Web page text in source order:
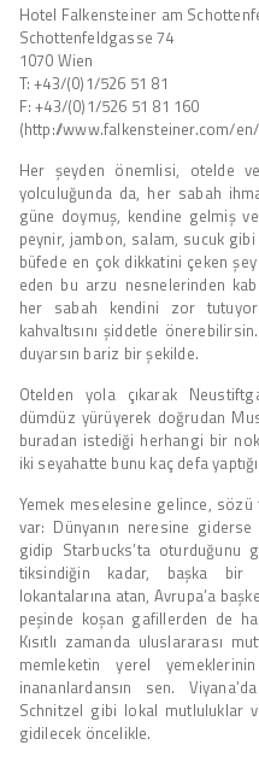
Hotel Falkensteiner am
Schottenfeldgasse 74
1070 Wien
T: +43/(0)1/526 51 81
F: +43/(0)1/526 51 81 160
(http://www.falkensteiner.com/
Her şeyden önemlisi, otelde
yolculuğunda da, her sabah
güne doymuş, kendine gelmiş
peynir, jambon, salam, sucuk
büfede en çok dikkatini çeken
eden bu arzu nesnelerinden
her sabah kendini zor
kahvaltısını şiddetle
duyarsın bariz bir şekilde.
Otelden yola çıkarak
dümdüz yürüyerek doğrudan
buradan istediği herhangi bir
iki seyahatte bunu kaç defa
Yemek meselesine gelince,
var: Dünyanın neresine giderse
gidip Starbucks’ta oturduğunu
tiksindiğin kadar, başka bir
lokantalarına atan, Avrupa’a
peşinde koşan gafillerden de
Kısıtlı zamanda uluslararası
memleketin yerel
inananlardansın sen.
Schnitzel gibi lokal mutluluklar
gidilecek öncelikle.